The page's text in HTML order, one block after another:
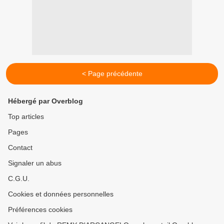
< Page précédente
Hébergé par Overblog
Top articles
Pages
Contact
Signaler un abus
C.G.U.
Cookies et données personnelles
Préférences cookies